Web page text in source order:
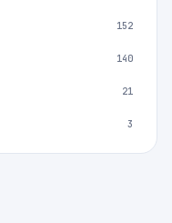
152
140
21
3